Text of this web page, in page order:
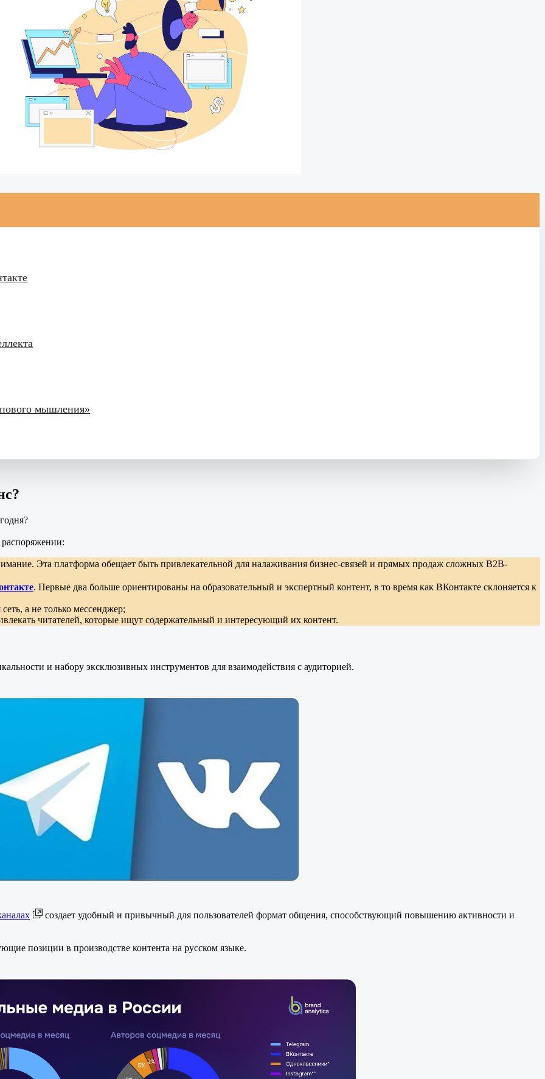
мышления»
Эта платформа обещает быть привлекательной для налаживания бизнес-связей и прямых продаж сложных B2B-
. Первые два больше ориентированы на образовательный и экспертный контент, в то время как ВКонтакте склоняется к
а не только мессенджер;
читателей, которые ищут содержательный и интересующий их контент.
и набору эксклюзивных инструментов для взаимодействия с аудиторией.
создает удобный и привычный для пользователей формат общения, способствующий повышению активности и
позиции в производстве контента на русском языке.